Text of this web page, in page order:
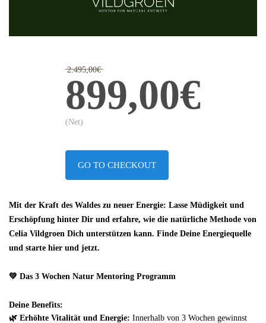
2.495,00€
899,00€
(Net)
GO TO CHECKOUT
Mit der Kraft des Waldes zu neuer Energie: Lasse Müdigkeit und
Erschöpfung hinter Dir und erfahre, wie die natürliche Methode von
Celia Vildgroen Dich unterstützen kann. Finde Deine Energiequelle
und starte hier und jetzt.
💚 Das 3 Wochen Natur Mentoring Programm
Deine Benefits:
🌿 Erhöhte Vitalität und Energie: Innerhalb von 3 Wochen gewinnst